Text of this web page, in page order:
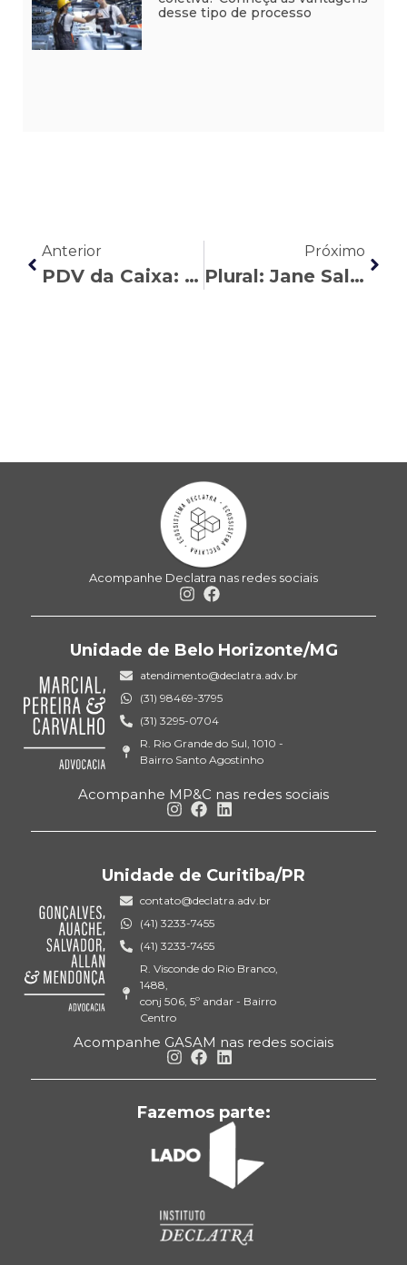
desse tipo de processo
Anterior
PDV da Caixa: veja quem pode aderir e quais são os riscos e as vantagens do programa
Próximo
Plural: Jane Salvador entrega dois prêmios no evento Melhor de Curitiba
Acompanhe Declatra nas redes sociais
Unidade de Belo Horizonte/MG
atendimento@declatra.adv.br
(31) 98469-3795
(31) 3295-0704
R. Rio Grande do Sul, 1010 -
Bairro Santo Agostinho
Acompanhe MP&C nas redes sociais
Unidade de Curitiba/PR
contato@declatra.adv.br
(41) 3233-7455
(41) 3233-7455
R. Visconde do Rio Branco,
1488,
conj 506, 5º andar - Bairro
Centro
Acompanhe GASAM nas redes sociais
Fazemos parte: